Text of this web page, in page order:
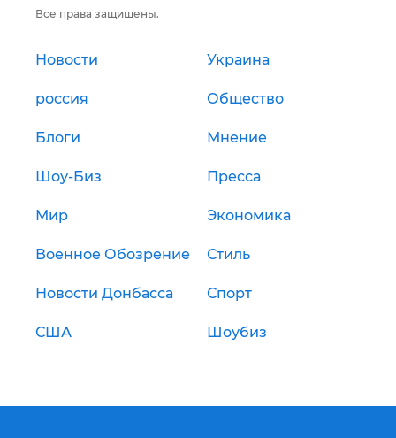
Все права защищены.
Новости Украина
россия Общество
Блоги Мнение
Шоу-Биз Пресса
Мир Экономика
Военное Обозрение Стиль
Новости Донбасса Спорт
США Шоубиз